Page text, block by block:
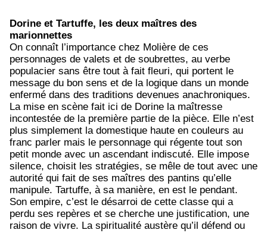
Dorine et Tartuffe, les deux maîtres des
marionnettes
On connaît l’importance chez Molière de ces
personnages de valets et de soubrettes, au verbe
populacier sans être tout à fait fleuri, qui portent le
message du bon sens et de la logique dans un monde
enfermé dans des traditions devenues anachroniques.
La mise en scène fait ici de Dorine la maîtresse
incontestée de la première partie de la pièce. Elle n’est
plus simplement la domestique haute en couleurs au
franc parler mais le personnage qui régente tout son
petit monde avec un ascendant indiscuté. Elle impose
silence, choisit les stratégies, se mêle de tout avec une
autorité qui fait de ses maîtres des pantins qu’elle
manipule. Tartuffe, à sa manière, en est le pendant.
Son empire, c’est le désarroi de cette classe qui a
perdu ses repères et se cherche une justification, une
raison de vivre. La spiritualité austère qu’il défend ou